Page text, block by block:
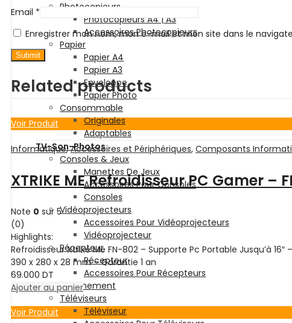
Photocopieurs
Photocopieurs A4 | A3
Accessoires Photocopieurs
Papier
Papier A4
Papier A3
Enveloppe
Papier Photo
Consommable
Originales
Adaptables
TV-Son-Photos
Consoles & Jeux
Manettes De Jeux
Accessoires Pour Cônsoles
Consoles
Vidéoprojecteurs
Accessoires Pour Vidéoprojecteurs
Vidéoprojecteur
Récepteur
Récepteur
Accessoires Pour Récepteurs
Abonnement
Téléviseurs
Téléviseur
Email *
Enregistrer mon nom, mon e-mail et mon site dans le
Related products
Voir Produit
Informatique,Accessoires et Périphériques, Composants
XTRIKE ME Refroidisseur PC Gamer –
Note 0 sur 5
(0)
Highlights:
Refroidisseur Xtrike Me FN-802 – Supporte Pc Portable Jusqu’à
390 x 280 x 28 mm – Garantie 1 an
69.000 DT
Ajouter au panier
Voir Produit